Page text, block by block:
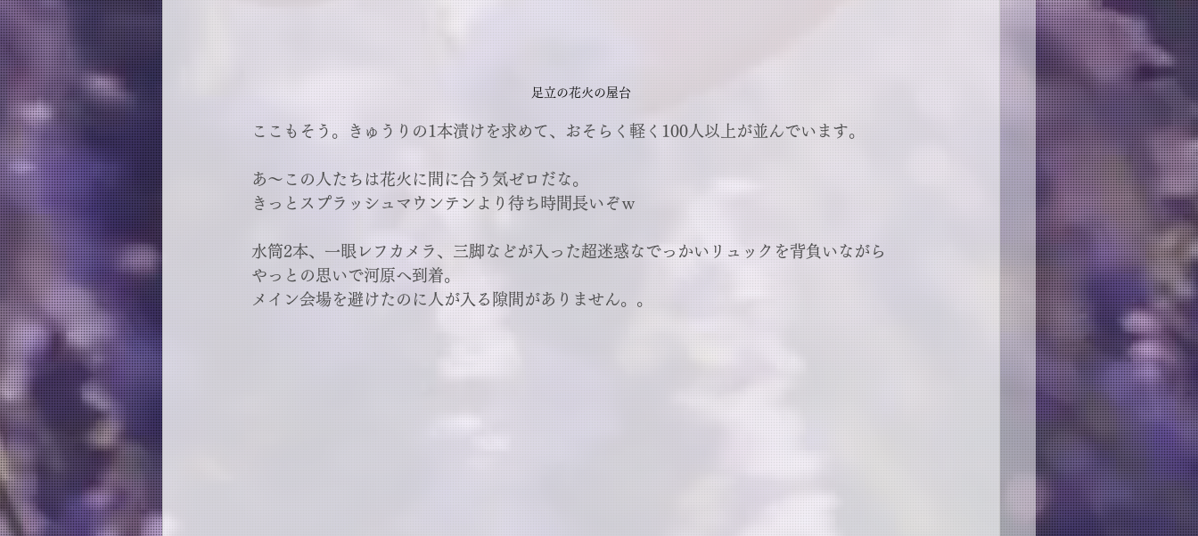
足立の花火の屋台
ここもそう。きゅうりの1本漬けを求めて、おそらく軽く100人以上が並んでいます。
あ～この人たちは花火に間に合う気ゼロだな。
きっとスプラッシュマウンテンより待ち時間長いぞｗ
水筒2本、一眼レフカメラ、三脚などが入った超迷惑なでっかいリュックを背負いながら
やっとの思いで河原へ到着。
メイン会場を避けたのに人が入る隙間がありません。。